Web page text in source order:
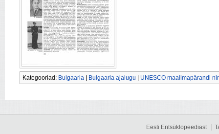
Kategooriad: Bulgaaria Bulgaaria ajalugu UNESCO maailmapärandi
Eesti Entsüklopeediast